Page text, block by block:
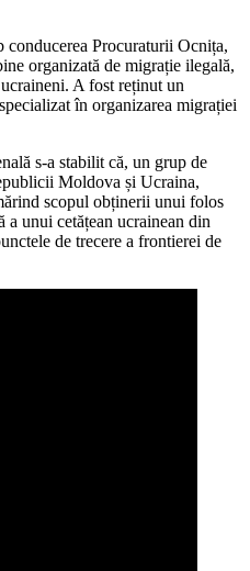
Procuraturii Ocnița,
organizată de migrație ilegală,
A fost reținut un
în organizarea migrației
s-a stabilit că, un grup de
Moldova și Ucraina,
scopul obținerii unui folos
a unui cetățean ucrainean din
de trecere a frontierei de